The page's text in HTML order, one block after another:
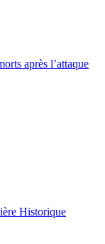
après l’attaque
Historique